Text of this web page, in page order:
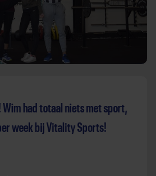
had totaal niets met sport,
week bij Vitality Sports!